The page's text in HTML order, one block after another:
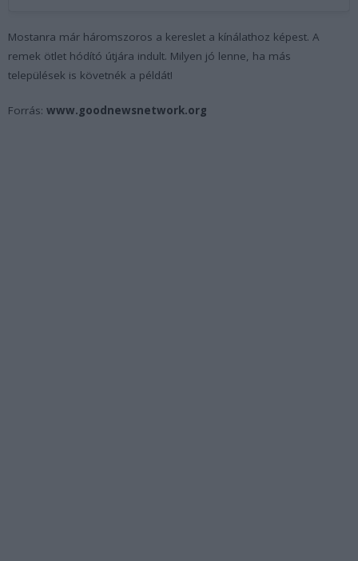
Mostanra már háromszoros a kereslet a kínálathoz képest. A
remek ötlet hódító útjára indult. Milyen jó lenne, ha más
települések is követnék a példát!
Forrás: www.goodnewsnetwork.org